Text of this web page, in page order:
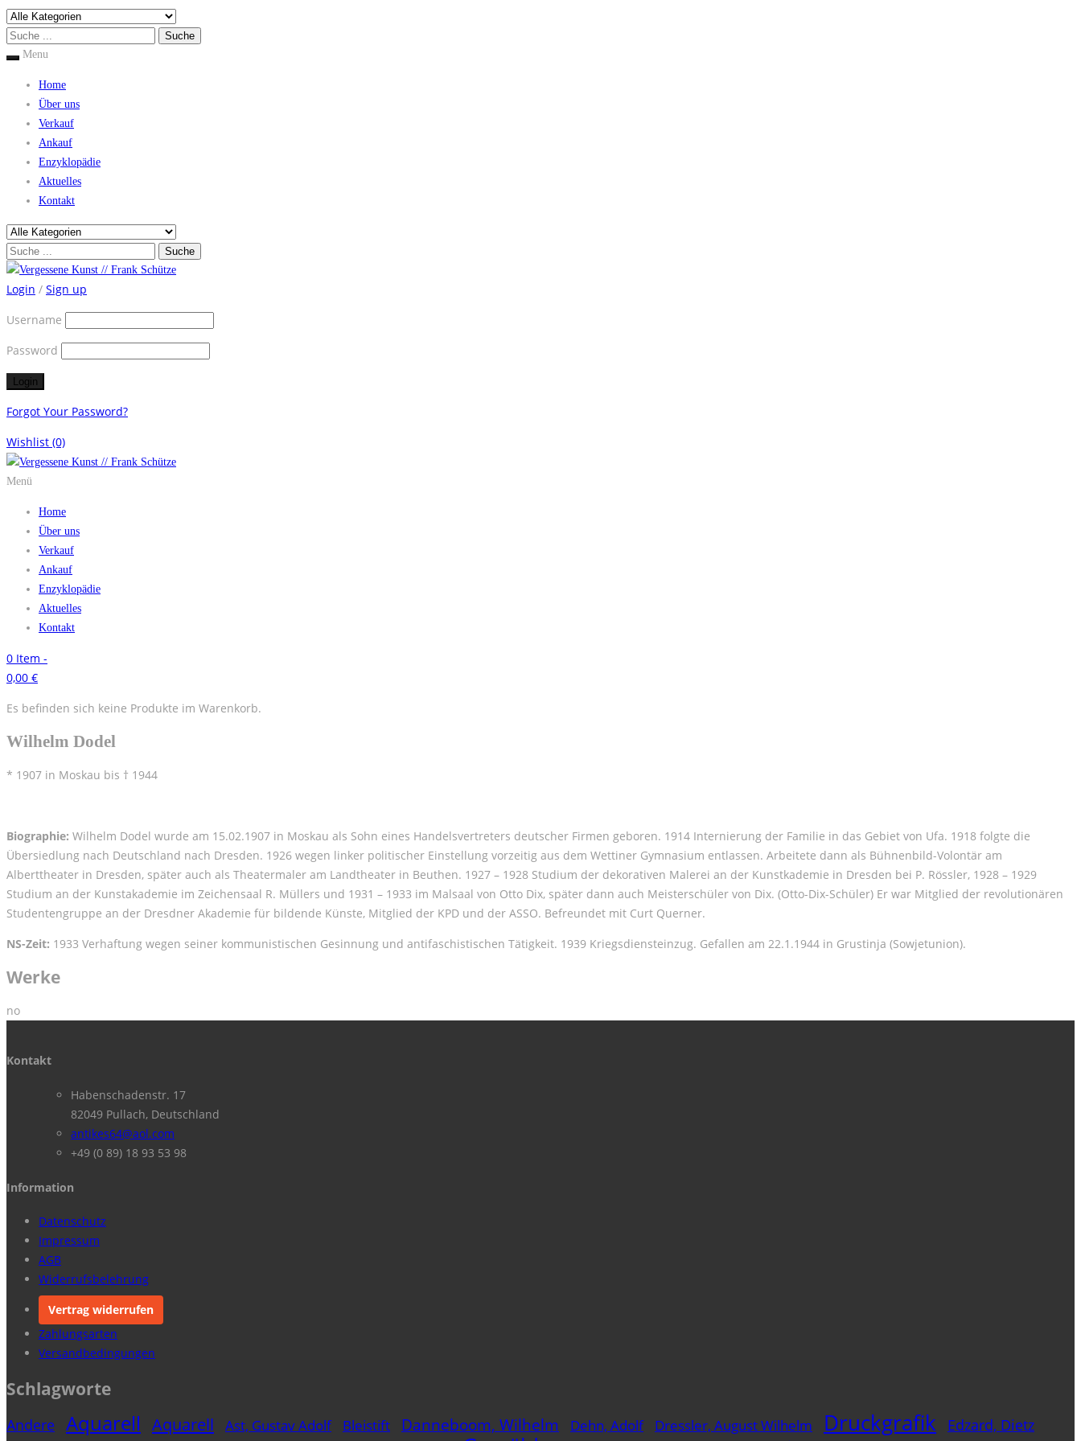
Menu
Home
Über uns
Verkauf
Ankauf
Enzyklopädie
Aktuelles
Kontakt
Login / Sign up
Username
Password
Forgot Your Password?
Wishlist (0)
Menü
Home
Über uns
Verkauf
Ankauf
Enzyklopädie
Aktuelles
Kontakt
0 Item -
0,00 €
Es befinden sich keine Produkte im Warenkorb.
Wilhelm Dodel
* 1907 in Moskau bis † 1944
Biographie: Wilhelm Dodel wurde am 15.02.1907 in Moskau als Sohn eines Handelsvertreters deutscher Firmen geboren. 1914 Internierung der Familie in das Gebiet von Ufa. 1918 folgte die
Übersiedlung nach Deutschland nach Dresden. 1926 wegen linker politischer Einstellung vorzeitig aus dem Wettiner Gymnasium entlassen. Arbeitete dann als Bühnenbild-Volontär am
Alberttheater in Dresden, später auch als Theatermaler am Landtheater in Beuthen. 1927 – 1928 Studium der dekorativen Malerei an der Kunstkademie in Dresden bei P. Rössler, 1928 – 1929
Studium an der Kunstakademie im Zeichensaal R. Müllers und 1931 – 1933 im Malsaal von Otto Dix, später dann auch Meisterschüler von Dix. (Otto-Dix-Schüler) Er war Mitglied der revolutionären
Studentengruppe an der Dresdner Akademie für bildende Künste, Mitglied der KPD und der ASSO. Befreundet mit Curt Querner.
NS-Zeit: 1933 Verhaftung wegen seiner kommunistischen Gesinnung und antifaschistischen Tätigkeit. 1939 Kriegsdiensteinzug. Gefallen am 22.1.1944 in Grustinja (Sowjetunion).
Werke
no
Kontakt
Habenschadenstr. 17
82049 Pullach, Deutschland
antikes64@aol.com
+49 (0 89) 18 93 53 98
Information
Datenschutz
Impressum
AGB
Widerrufsbelehrung
Vertrag widerrufen
Zahlungsarten
Versandbedingungen
Schlagworte
Andere Aquarell Aquarell Ast, Gustav Adolf Bleistift Danneboom, Wilhelm Dehn, Adolf Dressler, August Wilhelm Druckgrafik Edzard, Dietz